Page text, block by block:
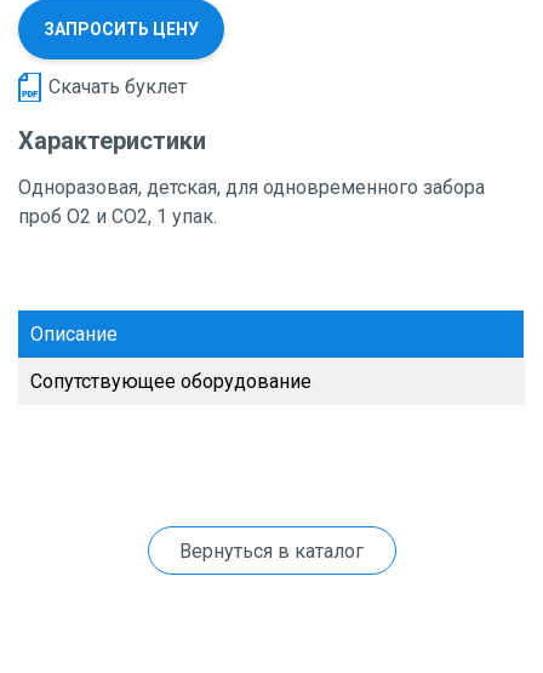
ЗАПРОСИТЬ ЦЕНУ
Скачать буклет
Характеристики
Одноразовая, детская, для одновременного забора
проб О2 и СО2, 1 упак.
Описание
Сопутствующее оборудование
Вернуться в каталог